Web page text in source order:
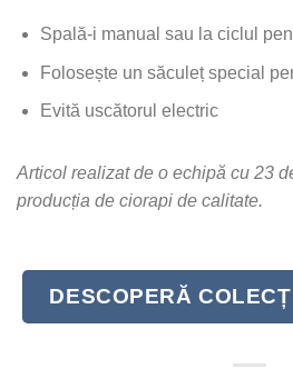
Spală-i manual sau la ciclul
Folosește un săculeț special
Evită uscătorul electric
Articol realizat de o echipă cu 23
producția de ciorapi de calitate.
DESCOPERĂ